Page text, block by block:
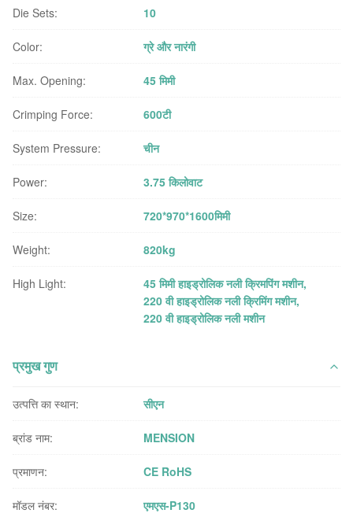
Die Sets: 10
Color: ग्रे और नारंगी
Max. Opening: 45 मिमी
Crimping Force: 600टी
System Pressure: चीन
Power: 3.75 किलोवाट
Size: 720*970*1600मिमी
Weight: 820kg
High Light: 45 मिमी हाइड्रोलिक नली क्रिमपिंग मशीन,
220 वी हाइड्रोलिक नली क्रिमिंग मशीन,
220 वी हाइड्रोलिक नली मशीन
प्रमुख गुण
उत्पत्ति का स्थान: सीएन
ब्रांड नाम: MENSION
प्रमाणन: CE RoHS
मॉडल नंबर: एमएस-P130